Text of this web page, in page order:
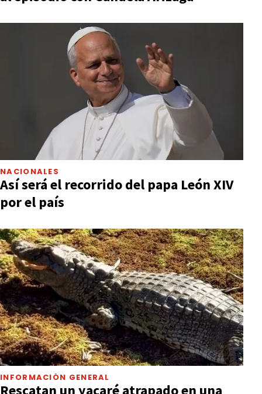
NACIONALES
Así será el recorrido del papa León XIV
por el país
INFORMACIÓN GENERAL